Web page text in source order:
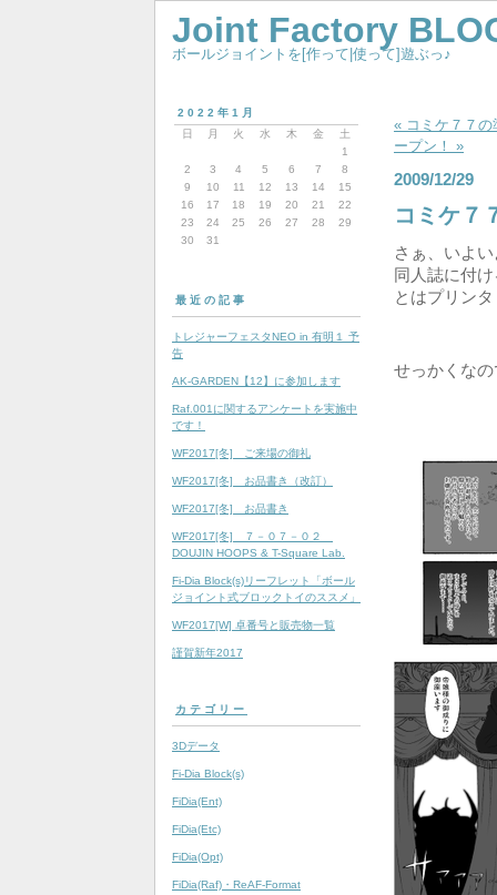
Joint Factory
ボールジョイントを[作って|使って]遊ぶっ♪
2022年1月
日
月 火 水 木 金
土
1
2
3 4 5 6 7
8
9
10 11 12 13 14
15
16
17 18 19 20 21
22
23
24 25 26 27 28
29
30
31
最近の記事
トレジャーフェスタNEO in 有明１ 予
告
AK-GARDEN【12】に参加します
Raf.001に関するアンケートを実施中
です！
WF2017[冬] ご来場の御礼
WF2017[冬] お品書き（改訂）
WF2017[冬] お品書き
WF2017[冬] ７－０７－０２
DOUJIN HOOPS & T-Square Lab.
Fi-Dia Block(s)リーフレット「ボール
ジョイント式ブロックトイのススメ」
WF2017[W] 卓番号と販売物一覧
謹賀新年2017
カテゴリー
3Dデータ
Fi-Dia Block(s)
FiDia(Ent)
FiDia(Etc)
FiDia(Opt)
FiDia(Raf)・ReAF-Format
« コミケ７７の
ープン！ »
2009/12/29
コミケ７
さぁ、いよ
同人誌に付
とはプリン
せっかくな